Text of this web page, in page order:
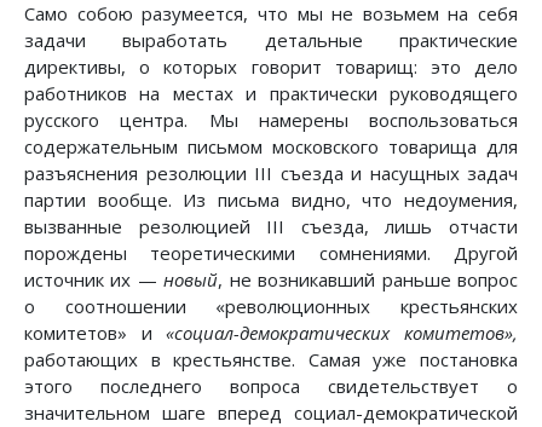
Само собою разумеется, что мы не возьмем на себя
задачи выработать детальные практические
директивы, о которых говорит товарищ: это дело
работников на местах и практически руководящего
русского центра. Мы намерены воспользоваться
содержательным письмом московского товарища для
разъяснения резолюции III съезда и насущных задач
партии вообще. Из письма видно, что недоумения,
вызванные резолюцией III съезда, лишь отчасти
порождены теоретическими сомнениями. Другой
источник их —новый, не возникавший раньше вопрос
о соотношении «революционных крестьянских
комитетов» и«социал-демократических комитетов»,
работающих в крестьянстве. Самая уже постановка
этого последнего вопроса свидетельствует о
значительном шаге вперед социал-демократической